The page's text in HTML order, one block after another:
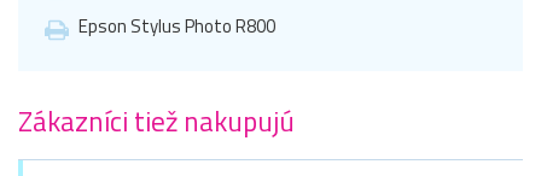
Epson Stylus Photo R800
Zákazníci tiež nakupujú